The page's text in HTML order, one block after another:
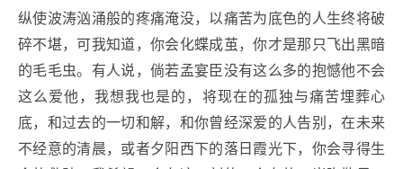
纵使波涛汹涌般的疼痛淹没，以痛苦为底色的人生终将破
碎不堪，可我知道，你会化蝶成茧，你才是那只飞出黑暗
的毛毛虫。有人说，倘若孟宴臣没有这么多的抱憾他不会
这么爱他，我想我也是的，将现在的孤独与痛苦埋葬心
底，和过去的一切和解，和你曾经深爱的人告别，在未来
不经意的清晨，或者夕阳西下的落日霞光下，你会寻得生